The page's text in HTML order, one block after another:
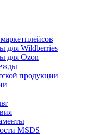
для Wildberries
для Ozon
продукции
MSDS